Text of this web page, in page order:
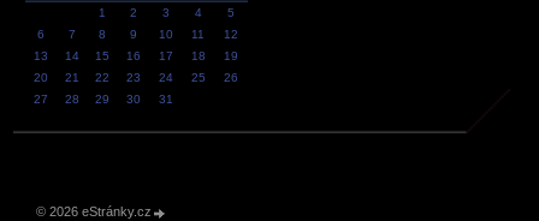
1
2 3 4
5
6
7 8 9 10 11
12
13
14 15 16 17 18
19
20
21 22 23 24 25
26
27
28 29 30 31
© 2026 eStránky.cz